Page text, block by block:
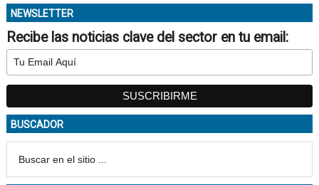
NEWSLETTER
Recibe las noticias clave del sector en tu email:
BUSCADOR